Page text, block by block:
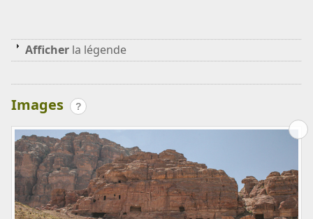
Afficher la légende
Images ?